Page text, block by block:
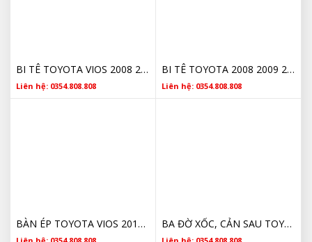
BI TÊ TOYOTA VIOS 2008 2009 2010 2011 2012 2013 2014 2015 2016 2017 3123012191 CHÍNH HÃNG
Liên hệ: 0354.808.808
BI TÊ TOYOTA 2008 2009 2010 2011 2012 2013 2014 2015 2016 2017 3123012191 CHÍNH HÃNG
Liên hệ: 0354.808.808
BÀN ÉP TOYOTA VIOS 2015 312100D190 CHÍNH HÃNG BA ĐỜ XỐC, CẢN SAU TOYOTA VIOS 2002 2003 2004 2005 2006 2007 GIÁ RẺ